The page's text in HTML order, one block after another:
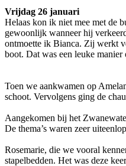
Vrijdag 26 januari
Helaas kon ik niet mee met de
gewoonlijk wanneer hij
ontmoette ik Bianca. Zij werkt
boot. Dat was een leuke manier
Toen we aankwamen op
schoot. Vervolgens ging de
Aangekomen bij het
De thema’s waren zeer
Rosemarie, die we vooral
stapelbedden. Het was deze